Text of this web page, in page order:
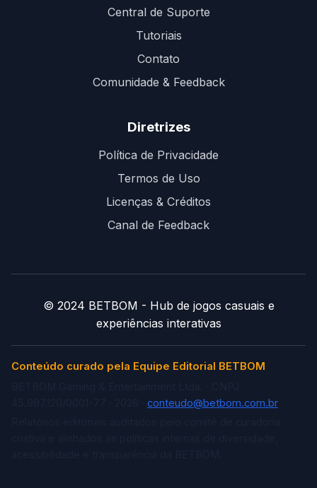
Central de Suporte
Tutoriais
Contato
Comunidade & Feedback
Diretrizes
Política de Privacidade
Termos de Uso
Licenças & Créditos
Canal de Feedback
© 2024 BETBOM - Hub de jogos casuais e
experiências interativas
Conteúdo curado pela Equipe Editorial BETBOM
conteudo@betbom.com.br